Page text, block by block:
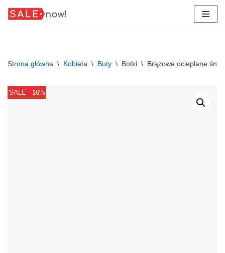
Strona główna \ Kobieta \ Buty \ Botki \ Brązowe ocieplane
SALE - 16%